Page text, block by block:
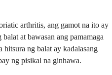
arthritis, ang gamot na ito ay
at bawasan ang pamamaga
hitsura ng balat ay kadalasang
ng pisikal na ginhawa.